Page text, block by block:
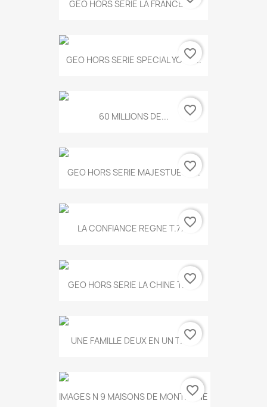
GEO HORS SERIE LA FRANCE A...
GEO HORS SERIE SPECIAL YOGA...
favorite_border
60 MILLIONS DE... favorite_border
GEO HORS SERIE MAJESTUEUX...
favorite_border
LA CONFIANCE REGNE T.778favorite_border
GEO HORS SERIE LA CHINE T.497
favorite_border
UNE FAMILLE DEUX EN UN T.675
favorite_border
IMAGES N 9 MAISONS DE MONTAGNE
favorite_border